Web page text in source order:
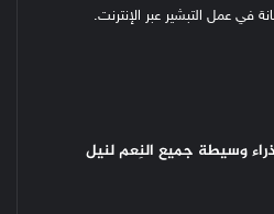
في عمل التبشير عبر الإنترنت.
وسيطة جميع النِعم لنيل